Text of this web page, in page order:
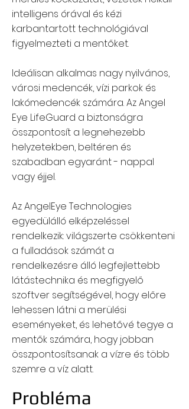
intelligens órával és kézi
karbantartott technológiával
figyelmezteti a mentőket.
Ideálisan alkalmas nagy nyilvános,
városi medencék, vízi parkok és
lakómedencék számára. Az Angel
Eye LifeGuard a biztonságra
összpontosít a legnehezebb
helyzetekben, beltéren és
szabadban egyaránt - nappal
vagy éjjel.
Az AngelEye Technologies
egyedülálló elképzeléssel
rendelkezik: világszerte csökkenteni
a fulladások számát a
rendelkezésre álló legfejlettebb
látástechnika és megfigyelő
szoftver segítségével, hogy előre
lehessen látni a merülési
eseményeket, és lehetővé tegye a
mentők számára, hogy jobban
összpontosítsanak a vízre és több
szemre a víz alatt.
Probléma